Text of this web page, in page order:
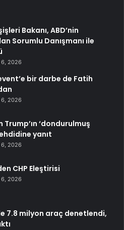
Bakanı, ABD’nin
Sorumlu Danışmanı ile
2026
bir darbe de Fatih
2026
Trump’ın ‘dondurulmuş
yanıt
2026
CHP Eleştirisi
2026
7.8 milyon araç denetlendi,